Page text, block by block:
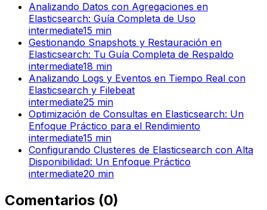
Analizando Datos con Agregaciones en
Elasticsearch: Guía Completa de Uso
intermediate15 min
Gestionando Snapshots y Restauración en
Elasticsearch: Tu Guía Completa de Respaldo
intermediate18 min
Analizando Logs y Eventos en Tiempo Real con
Elasticsearch y Filebeat
intermediate25 min
Optimización de Consultas en Elasticsearch: Un
Enfoque Práctico para el Rendimiento
intermediate15 min
Configurando Clusteres de Elasticsearch con Alta
Disponibilidad: Un Enfoque Práctico
intermediate20 min
Comentarios (0)